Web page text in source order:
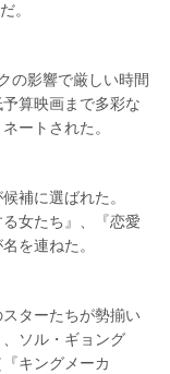
。
の影響で厳しい時間
算映画まで多彩な
ートされた。
補に選ばれた。
女たち』、『恋愛
を連ねた。
ターたちが勢揃い
ソル・ギョング
キングメーカ